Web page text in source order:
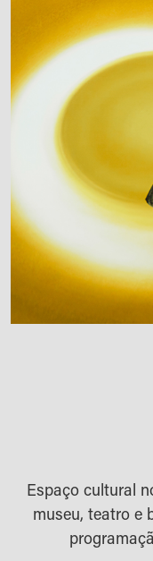
Espaço cultural
museu, teatro e